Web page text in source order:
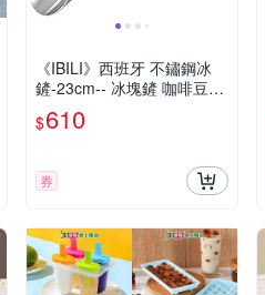
《IBILI》西班牙 不鏽鋼冰
鏟-23cm-- 冰塊鏟 咖啡豆鏟
茶葉鏟 爆米花鏟 飼料鏟
$610
券